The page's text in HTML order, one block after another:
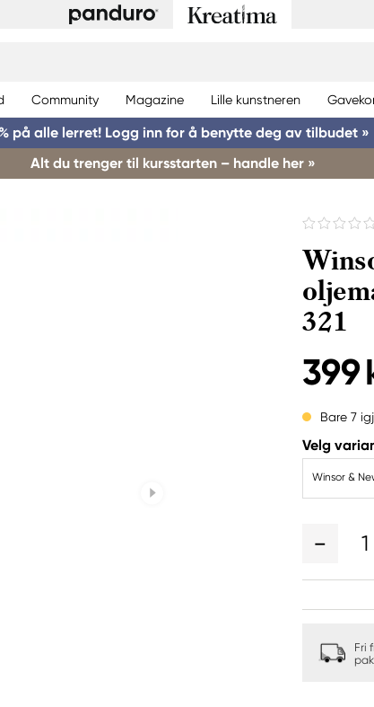
Community Magazine Lille kunstneren
på alle lerret! Logg inn for å benytte deg av tilbudet »
Alt du trenger til kursstarten – handle her »
321
399
Bare 7
Velg
Winsor &
1
Fri